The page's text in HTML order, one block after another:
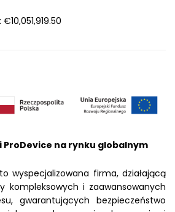
: €10,051,919.50
ProDevice na rynku globalnym
to wyspecjalizowana firma, działającą
kompleksowych i zaawansowanych
gwarantujących bezpieczeństwo